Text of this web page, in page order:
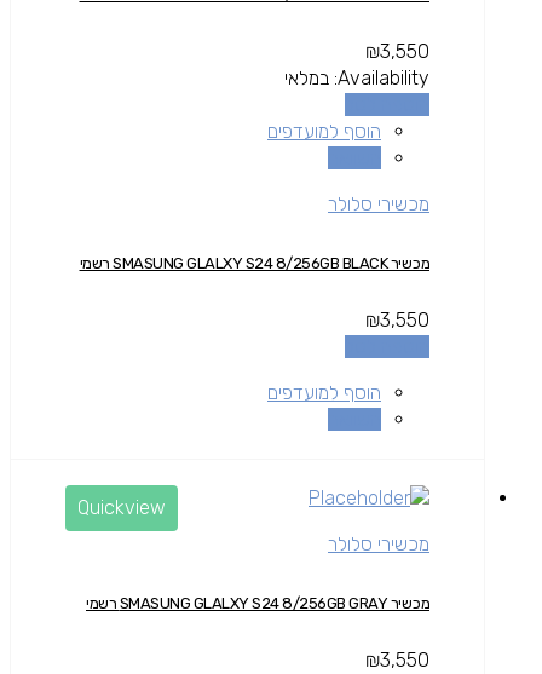
₪3,550
Availability: במלאי
הוסף למועדפים
מכשירי סלולר
מכשיר SMASUNG GLALXY S24 8/256GB BLACK רשמי
₪3,550
הוסף למועדפים
Quickview
מכשירי סלולר
מכשיר SMASUNG GLALXY S24 8/256GB GRAY רשמי
₪3,550